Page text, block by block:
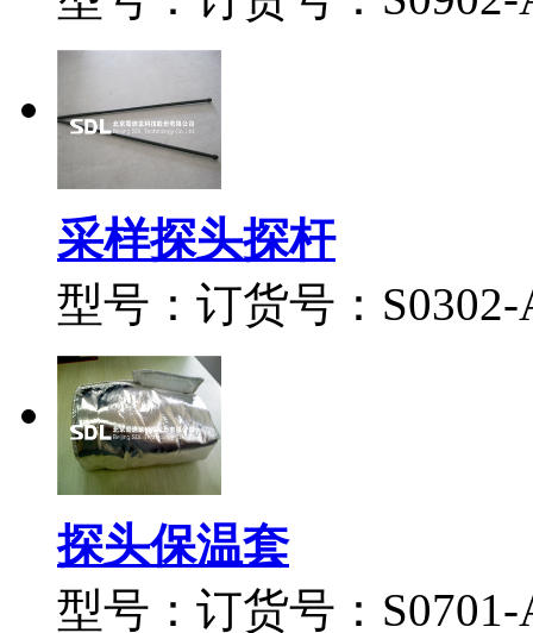
采样探头探杆
型号：订货号：S0302-
探头保温套
型号：订货号：S0701-